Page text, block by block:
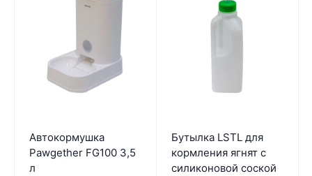
Автокормушка
Pawgether FG100 3,5
л
Бутылка LSTL для
кормления ягнят с
силиконовой соской